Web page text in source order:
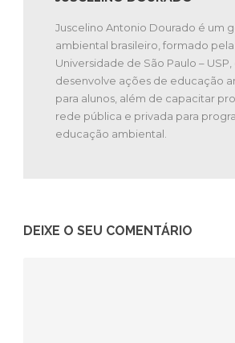
Juscelino Antonio Dourado é um
ambiental brasileiro, formado pela
Universidade de São Paulo – USP,
desenvolve ações de educação
para alunos, além de capacitar
rede pública e privada para
educação ambiental.
DEIXE O SEU COMENTÁRIO